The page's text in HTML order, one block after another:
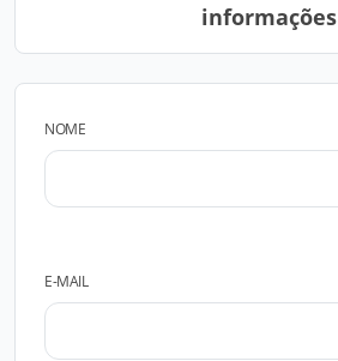
informações
NOME
E-MAIL